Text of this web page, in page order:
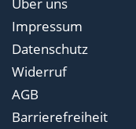
Impressum
Datenschutz
Widerruf
AGB
Barrierefreiheit